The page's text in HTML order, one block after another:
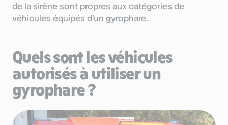
de la sirène sont propres aux catégories de
véhicules équipés d’un gyrophare.
Quels sont les véhicules
autorisés à utiliser un
gyrophare ?